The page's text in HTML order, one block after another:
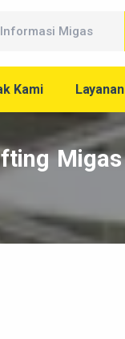
Kami Layanan
Migas